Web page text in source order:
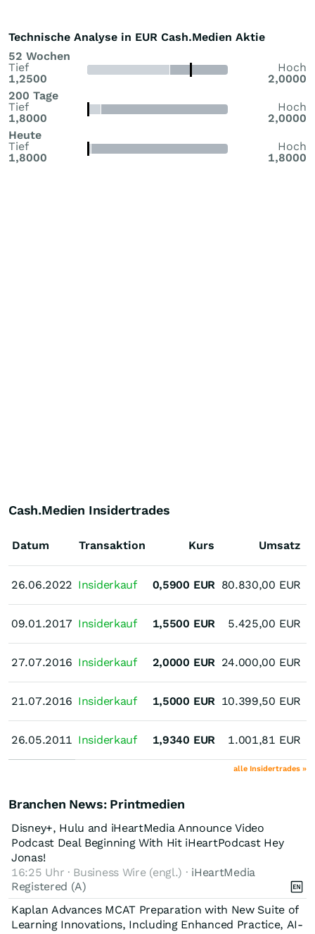
Technische Analyse in EUR Cash.Medien Aktie
52 Wochen
Tief
1,2500
Hoch
2,0000
200 Tage
Tief
1,8000
Hoch
2,0000
Heute
Tief
1,8000
Hoch
1,8000
Cash.Medien Insidertrades
Datum
26.06.2022
09.01.2017
27.07.2016
21.07.2016
26.05.2011
Transaktion Kurs Umsatz
26.06.2022 Insiderkauf 0,5900 EUR 80.830,00 EUR
09.01.2017 Insiderkauf 1,5500 EUR 5.425,00 EUR
27.07.2016 Insiderkauf 2,0000 EUR 24.000,00 EUR
21.07.2016 Insiderkauf 1,5000 EUR 10.399,50 EUR
26.05.2011 Insiderkauf 1,9340 EUR 1.001,81 EUR
alle Insidertrades »
Branchen News: Printmedien
Disney+, Hulu and iHeartMedia Announce Video
Podcast Deal Beginning With Hit iHeartPodcast Hey
Jonas!
16:25 Uhr · Business Wire (engl.) · iHeartMedia
Registered (A)
Kaplan Advances MCAT Preparation with New Suite of
Learning Innovations, Including Enhanced Practice, AI-